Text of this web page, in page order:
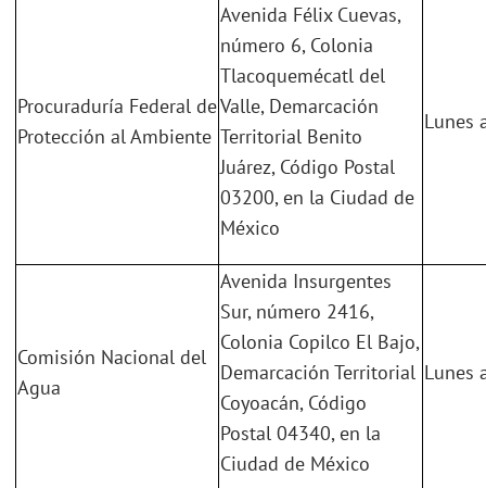
Procuraduría Federal de
Protección al Ambiente
Avenida Félix Cuevas,
número 6, Colonia
Tlacoquemécatl del
Valle, Demarcación
Territorial Benito
Juárez, Código Postal
03200, en la Ciudad de
México
Lunes
Comisión Nacional del
Agua
Avenida Insurgentes
Sur, número 2416,
Colonia Copilco El Bajo,
Demarcación Territorial
Coyoacán, Código
Postal 04340, en la
Ciudad de México
Lunes